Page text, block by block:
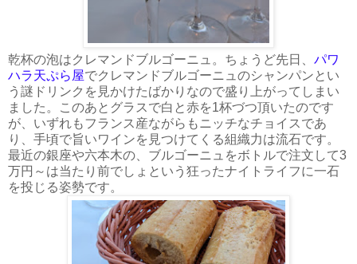
乾杯の泡はクレマンドブルゴーニュ。ちょうど先日、 パワ
ハラ天ぷら屋でクレマンドブルゴーニュのシャンパンとい
う謎ドリンクを見かけたばかりなので盛り上がってしまい
ました。このあとグラスで白と赤を1杯づつ頂いたのです
が、いずれもフランス産ながらもニッチなチョイスであ
り、手頃で旨いワインを見つけてくる組織力は流石です。
最近の銀座や六本木の、ブルゴーニュをボトルで注文して3
万円～は当たり前でしょという狂ったナイトライフに一石
を投じる姿勢です。